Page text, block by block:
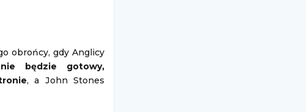
obrońcy, gdy Anglicy
będzie gotowy,
, a John Stones